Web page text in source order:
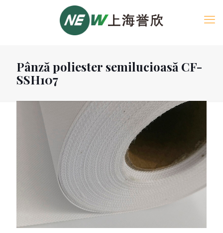
Pânză poliester semilucioasă CF-
SSH107